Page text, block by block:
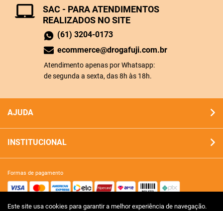
Este site usa cookies para garantir a melhor experiência de navegação.
SAC - PARA ATENDIMENTOS
REALIZADOS NO SITE
(61) 3204-0173
ecommerce@drogafuji.com.br
Atendimento apenas por Whatsapp:
de segunda a sexta, das 8h às 18h.
AJUDA
INSTITUCIONAL
formas de pagamento
site 100% seguro